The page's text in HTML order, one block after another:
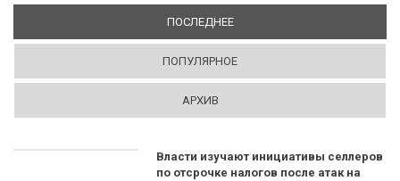
ПОСЛЕДНЕЕ(АКТИВНАЯ ВКЛАДКА)
ПОПУЛЯРНОЕ
АРХИВ
Власти изучают инициативы селлеров
по отсрочке налогов после атак на